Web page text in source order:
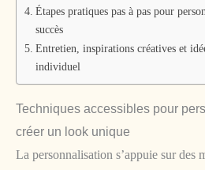
Étapes pratiques pas à pas pour
succès
Entretien, inspirations créatives et
individuel
Techniques accessibles pour
créer un look unique
La personnalisation s’appuie sur des